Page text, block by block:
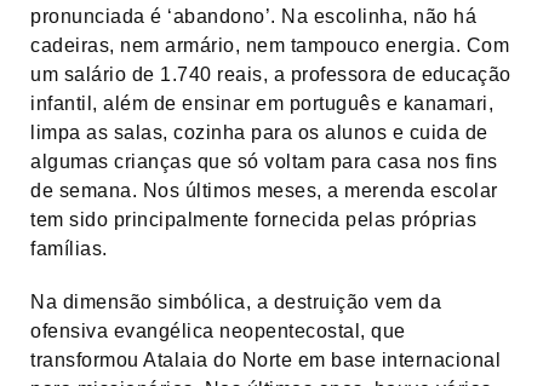
pronunciada é ‘abandono’. Na escolinha, não há
cadeiras, nem armário, nem tampouco energia. Com
um salário de 1.740 reais, a professora de educação
infantil, além de ensinar em português e kanamari,
limpa as salas, cozinha para os alunos e cuida de
algumas crianças que só voltam para casa nos fins
de semana. Nos últimos meses, a merenda escolar
tem sido principalmente fornecida pelas próprias
famílias.
Na dimensão simbólica, a destruição vem da
ofensiva evangélica neopentecostal, que
transformou Atalaia do Norte em base internacional